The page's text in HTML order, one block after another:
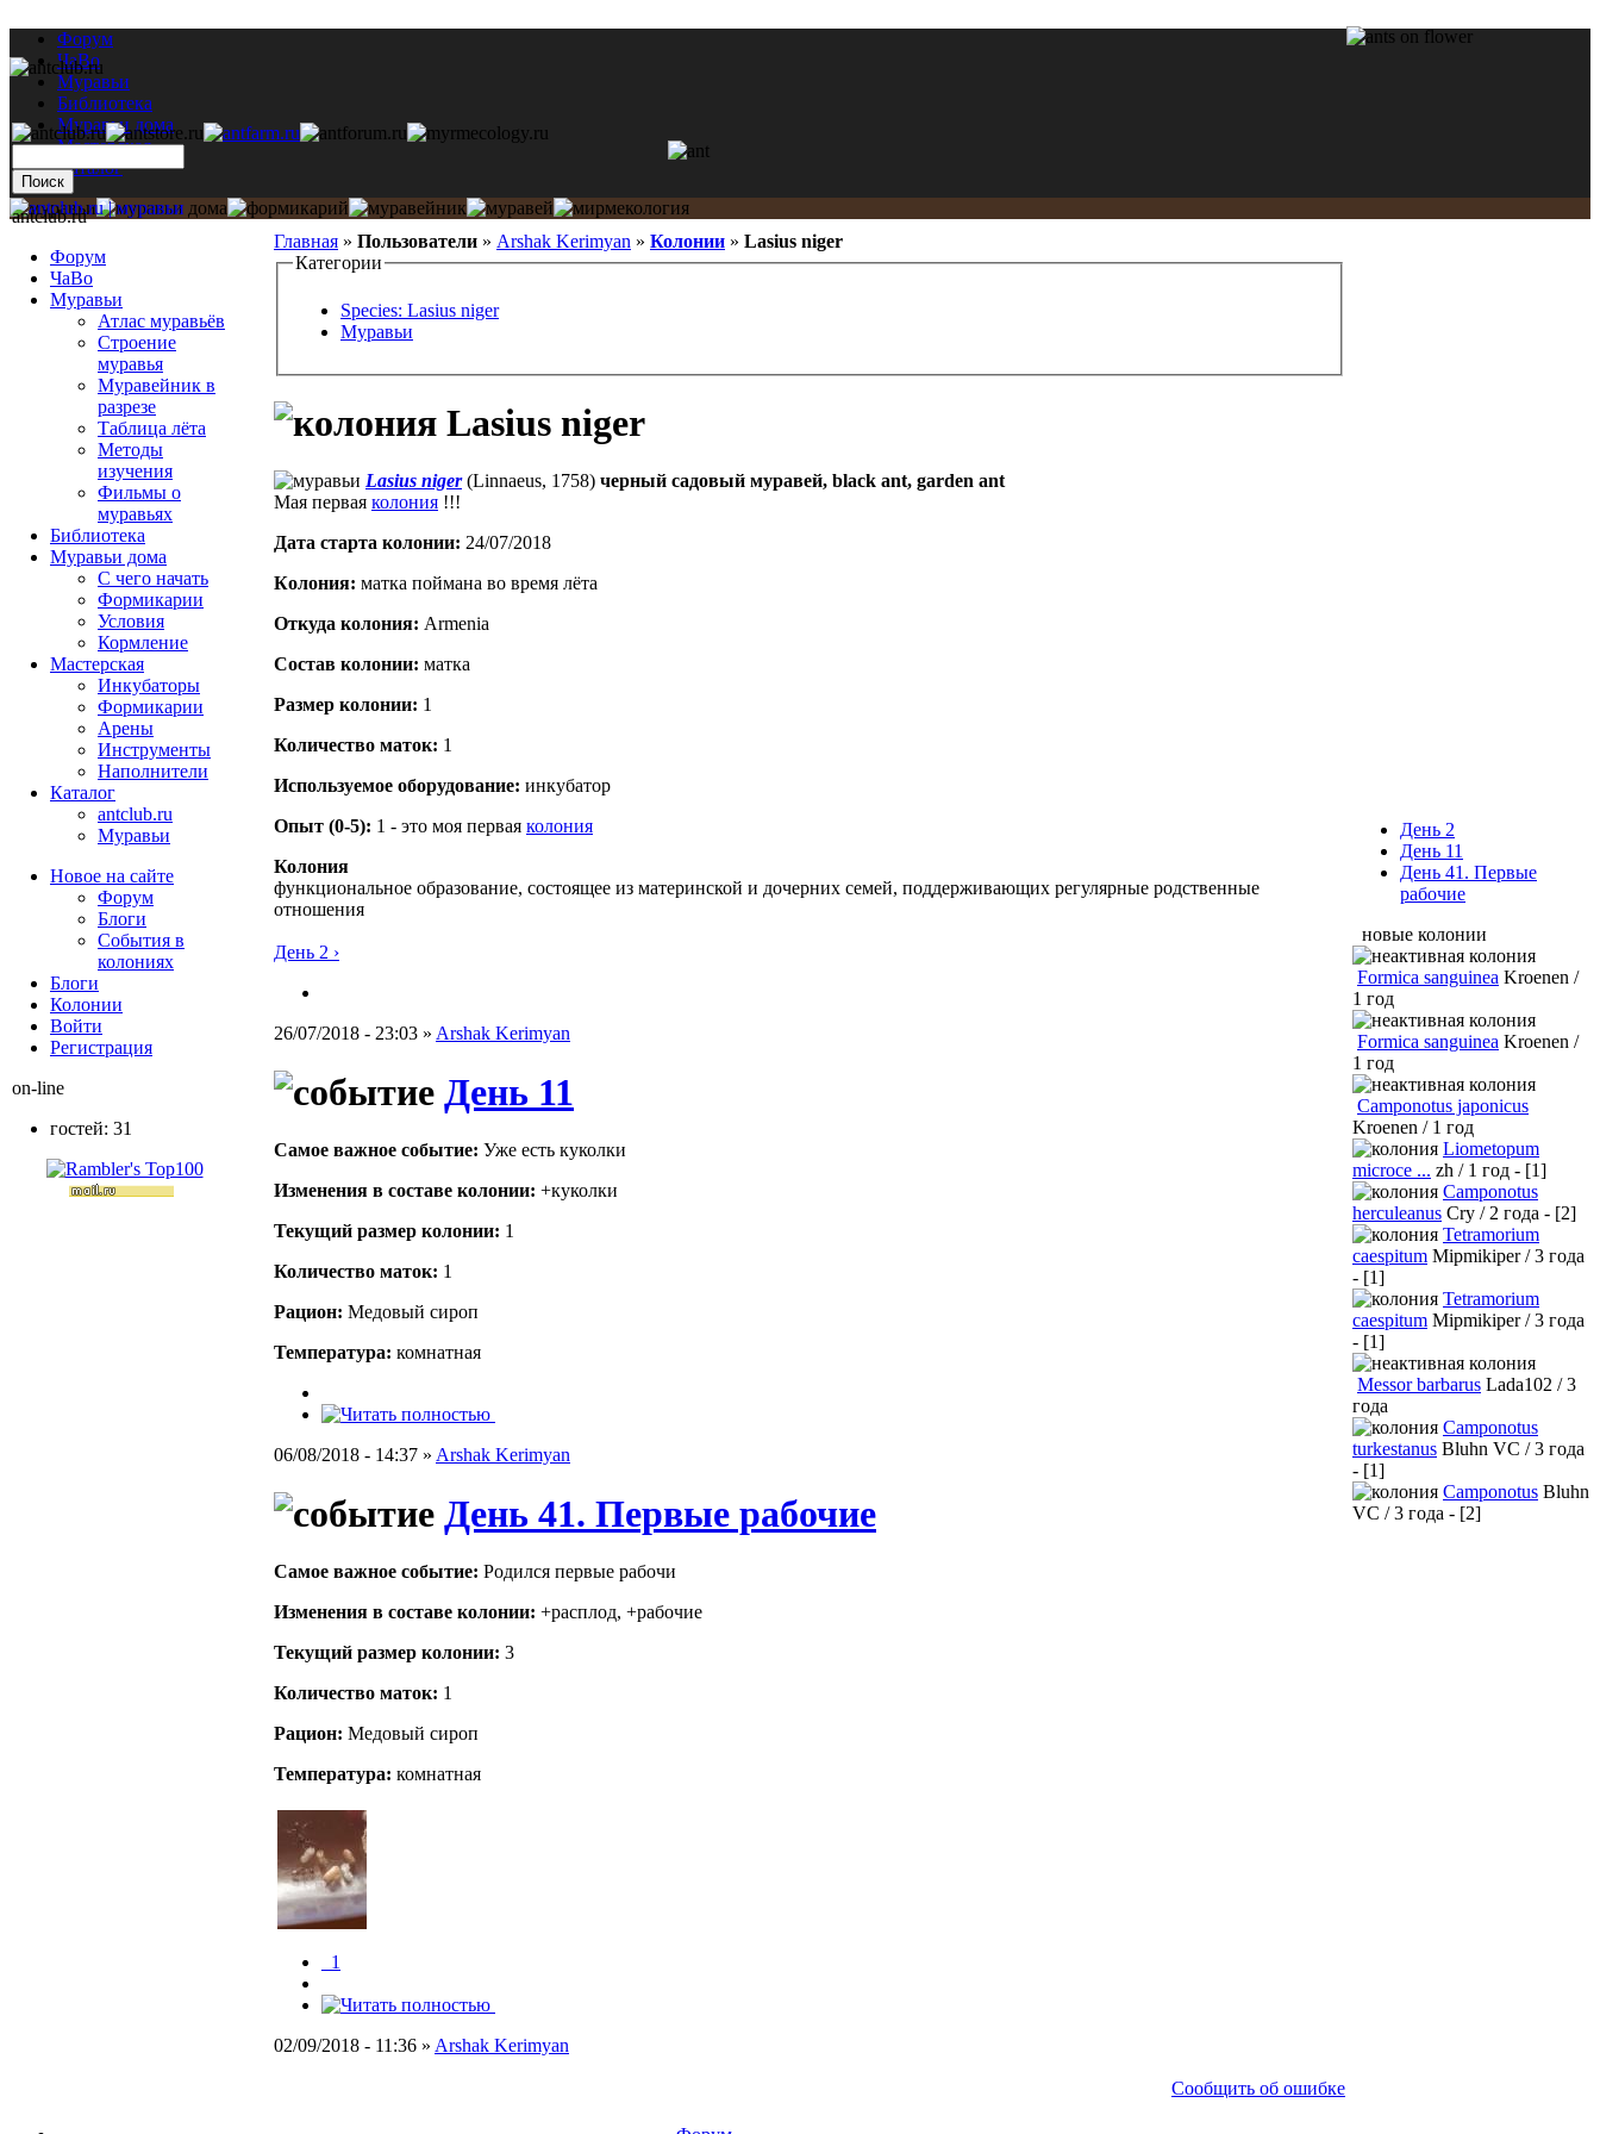
Форум
ЧаВо
Муравьи
Библиотека
Муравьи дома
Мастерская
Каталог
Главная » Пользователи » Arshak Kerimyan » Колонии » Lasius niger
Категории
Species: Lasius niger
Муравьи
Lasius niger
Lasius niger(Linnaeus, 1758) черный садовый муравей, black ant, garden ant
Мая первая колония !!!
Дата старта кoлонии: 24/07/2018
Кoлония: матка поймана во время лёта
Откуда кoлония: Armenia
Состав кoлонии: матка
Размер кoлонии: 1
Количество маток: 1
Используемое оборудование: инкубатор
Опыт (0-5): 1 - это моя первая колония
Колония
функциональное образование, состоящее из материнской и дочерних семей, поддерживающих регулярные родственные
отношения
День 2 ›
26/07/2018 - 23:03 » Arshak Kerimyan
День 11
Самое важное событие: Уже есть куколки
Изменения в составе кoлонии: +куколки
Текущий размер кoлонии: 1
Количество маток: 1
Рацион: Медовый сироп
Температура: комнатная
06/08/2018 - 14:37 » Arshak Kerimyan
День 41. Первые рабочие
Самое важное событие: Родился первые рабочи
Изменения в составе кoлонии: +расплод, +рабочие
Текущий размер кoлонии: 3
Количество маток: 1
Рацион: Медовый сироп
Температура: комнатная
_1
02/09/2018 - 11:36 » Arshak Kerimyan
Сообщить об ошибке
antclub.ru
Форум
ЧаВо
Муравьи
Атлас муравьёв
Строение
муравья
Муравейник в
разрезе
Таблица лёта
Методы
изучения
Фильмы о
муравьях
Библиотека
Муравьи дома
С чего начать
Формикарии
Условия
Кормление
Мастерская
Инкубаторы
Формикарии
Арены
Инструменты
Наполнители
Каталог
antclub.ru
Муравьи
Новое на сайте
Форум
Блоги
События в
колониях
Блоги
Колонии
Войти
Peгиcтpaция
on-line
гостей: 31
День 2
День 11
День 41. Первые
рабочие
новые колонии
Formica sanguinea Kroenen /
1 год
Formica sanguinea Kroenen /
1 год
Camponotus japonicus
Kroenen / 1 год
Liometopum
microce ... zh / 1 год - [1]
Camponotus
herculeanus Cry / 2 года - [2]
Tetramorium
caespitum Mipmikiper / 3 года
- [1]
Tetramorium
caespitum Mipmikiper / 3 года
- [1]
Messor barbarus Lada102 / 3
года
Camponotus
turkestanus Bluhn VC / 3 года
- [1]
Camponotus Bluhn
VC / 3 года - [2]